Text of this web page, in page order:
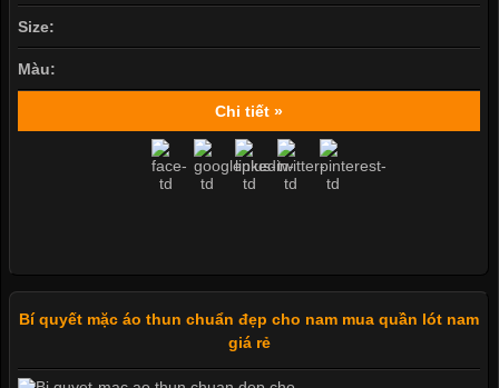
Size:
Màu:
Chi tiết »
Bí quyết mặc áo thun chuẩn đẹp cho nam mua quần lót nam
giá rẻ